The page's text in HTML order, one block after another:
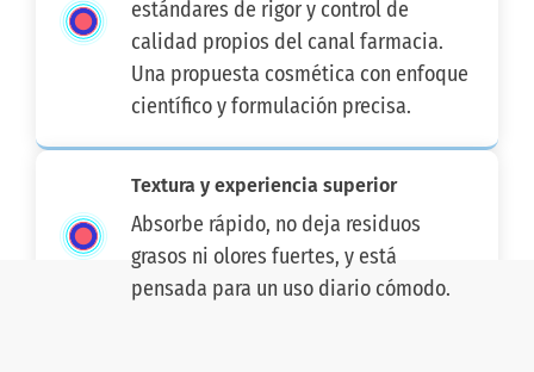
estándares de rigor y control de
calidad propios del canal farmacia.
Una propuesta cosmética con enfoque
científico y formulación precisa.
Textura y experiencia superior
Absorbe rápido, no deja residuos
grasos ni olores fuertes, y está
pensada para un uso diario cómodo.